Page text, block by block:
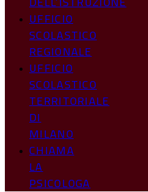
UFFICIO
SCOLASTICO
REGIONALE
UFFICIO
SCOLASTICO
TERRITORIALE
DI
MILANO
CHIAMA
LA
PSICOLOGA